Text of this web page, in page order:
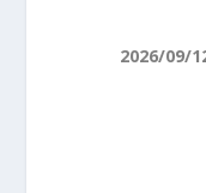
2026/09/